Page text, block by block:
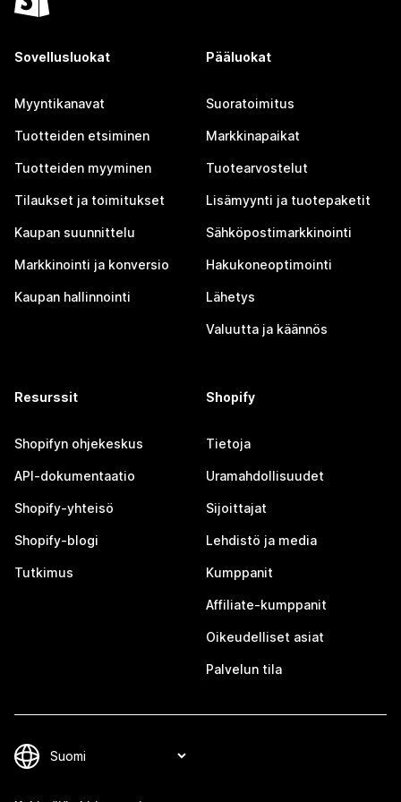
Sovellusluokat
Myyntikanavat
Tuotteiden etsiminen
Tuotteiden myyminen
Tilaukset ja toimitukset
Kaupan suunnittelu
Markkinointi ja konversio
Kaupan hallinnointi
Pääluokat
Suoratoimitus
Markkinapaikat
Tuotearvostelut
Lisämyynti ja tuotepaketit
Sähköpostimarkkinointi
Hakukoneoptimointi
Lähetys
Valuutta ja käännös
Resurssit
Shopifyn ohjekeskus
API-dokumentaatio
Shopify-yhteisö
Shopify-blogi
Tutkimus
Shopify
Tietoja
Uramahdollisuudet
Sijoittajat
Lehdistö ja media
Kumppanit
Affiliate-kumppanit
Oikeudelliset asiat
Palvelun tila